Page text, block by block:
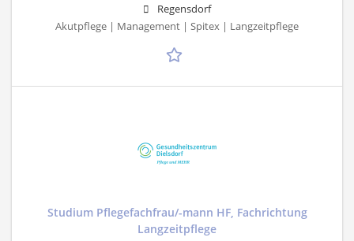
Regensdorf
Akutpflege | Management | Spitex | Langzeitpflege
Studium Pflegefachfrau/-mann HF, Fachrichtung
Langzeitpflege